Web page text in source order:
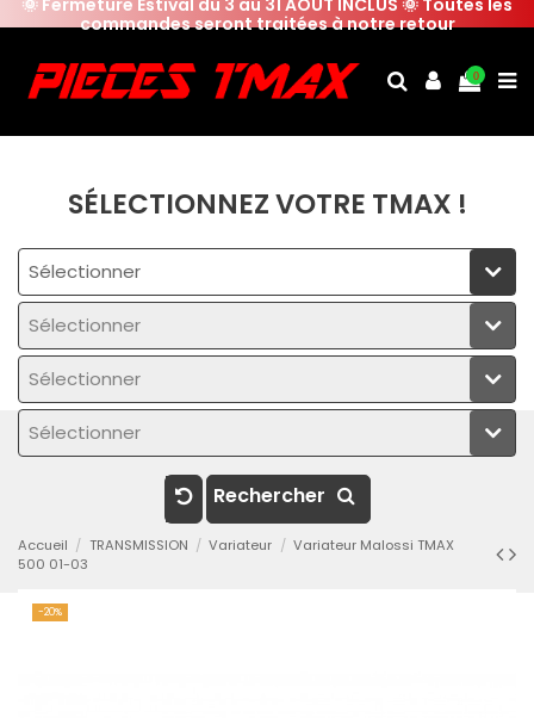
commandes seront traitées à notre retour
0
SÉLECTIONNEZ VOTRE TMAX !
Sélectionner
Sélectionner
Sélectionner
Sélectionner
Rechercher
Accueil TRANSMISSION Variateur
Variateur Malossi TMAX
500 01-03
-20%